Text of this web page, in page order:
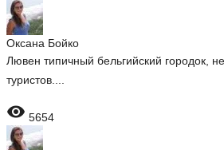
Оксана Бойко
Лювен типичный бельгийский городок,
туристов....
 5654